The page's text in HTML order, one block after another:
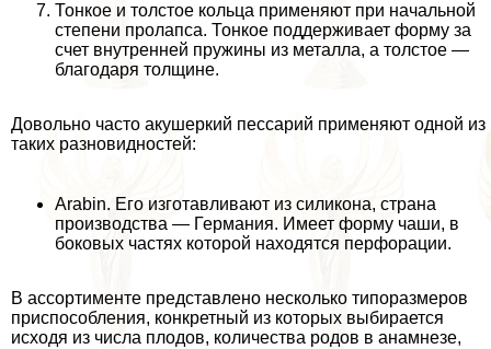
Тонкое и толстое кольца применяют при начальной
степени пролапса. Тонкое поддерживает форму за
счет внутренней пружины из металла, а толстое —
благодаря толщине.
Довольно часто акушеркий пессарий применяют одной из
таких разновидностей:
Arabin. Его изготавливают из силикона, страна
производства — Германия. Имеет форму чаши, в
боковых частях которой находятся перфорации.
В ассортименте представлено несколько типоразмеров
приспособления, конкретный из которых выбирается
исходя из числа плодов, количества родов в анамнезе,